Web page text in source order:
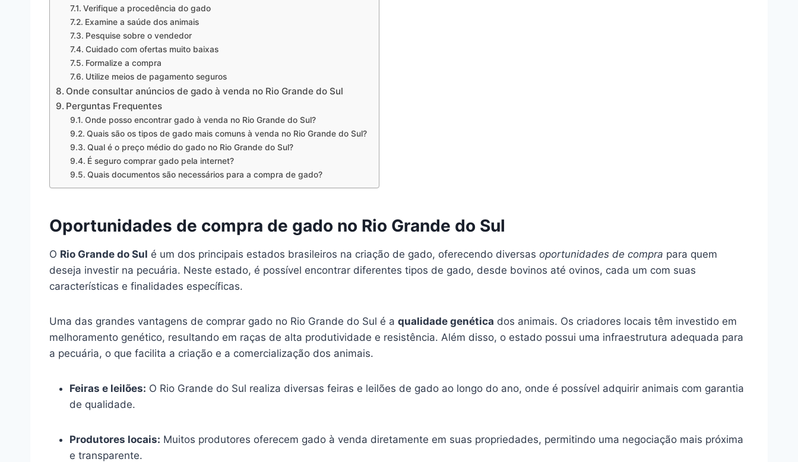
Verifique a procedência do gado
Examine a saúde dos animais
Pesquise sobre o vendedor
Cuidado com ofertas muito baixas
Formalize a compra
Utilize meios de pagamento seguros
Onde consultar anúncios de gado à venda no Rio Grande do Sul
Perguntas Frequentes
Onde posso encontrar gado à venda no Rio Grande do Sul?
Quais são os tipos de gado mais comuns à venda no Rio Grande do Sul?
Qual é o preço médio do gado no Rio Grande do Sul?
É seguro comprar gado pela internet?
Quais documentos são necessários para a compra de gado?
Oportunidades de compra de gado no Rio Grande do Sul
O Rio Grande do Sul é um dos principais estados brasileiros na criação de gado, oferecendo diversas oportunidades de compra para quem
deseja investir na pecuária. Neste estado, é possível encontrar diferentes tipos de gado, desde bovinos até ovinos, cada um com suas
características e finalidades específicas.
Uma das grandes vantagens de comprar gado no Rio Grande do Sul é a qualidade genética dos animais. Os criadores locais têm investido em
melhoramento genético, resultando em raças de alta produtividade e resistência. Além disso, o estado possui uma infraestrutura adequada para
a pecuária, o que facilita a criação e a comercialização dos animais.
Feiras e leilões: O Rio Grande do Sul realiza diversas feiras e leilões de gado ao longo do ano, onde é possível adquirir animais com garantia
de qualidade.
Produtores locais: Muitos produtores oferecem gado à venda diretamente em suas propriedades, permitindo uma negociação mais próxima
e transparente.